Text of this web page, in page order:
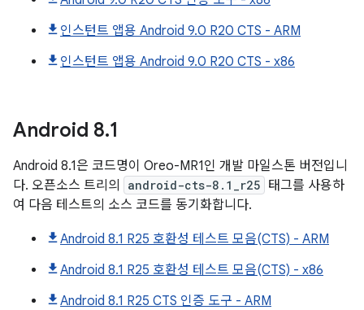
인스턴트 앱용 Android 9.0 R20 CTS - ARM
인스턴트 앱용 Android 9.0 R20 CTS - x86
Android 8.1
Android 8.1은 코드명이 Oreo-MR1인 개발 마일스톤 버전입니
다. 오픈소스 트리의
android-cts-8.1_r25 태그를 사용하
여 다음 테스트의 소스 코드를 동기화합니다.
Android 8.1 R25 호환성 테스트 모음(CTS) - ARM
Android 8.1 R25 호환성 테스트 모음(CTS) - x86
Android 8.1 R25 CTS 인증 도구 - ARM